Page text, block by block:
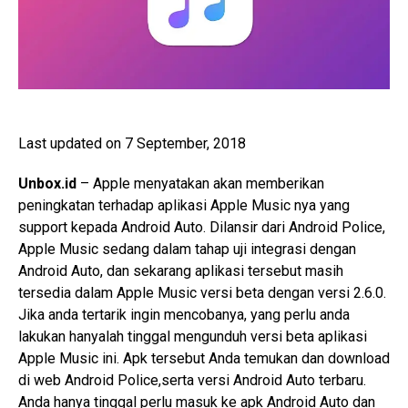
Last updated on 7 September, 2018
Unbox.id – Apple menyatakan akan memberikan
peningkatan terhadap aplikasi Apple Music nya yang
support kepada Android Auto. Dilansir dari Android Police,
Apple Music sedang dalam tahap uji integrasi dengan
Android Auto, dan sekarang aplikasi tersebut masih
tersedia dalam Apple Music versi beta dengan versi 2.6.0.
Jika anda tertarik ingin mencobanya, yang perlu anda
lakukan hanyalah tinggal mengunduh versi beta aplikasi
Apple Music ini. Apk tersebut Anda temukan dan download
di web Android Police,serta versi Android Auto terbaru.
Anda hanya tinggal perlu masuk ke apk Android Auto dan